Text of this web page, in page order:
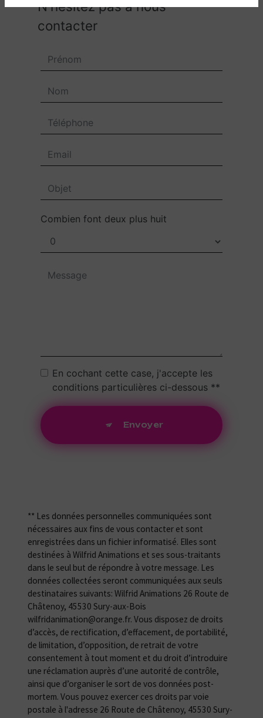
N'hésitez pas à nous
contacter
Combien font deux plus huit
En cochant cette case, j'accepte les
conditions particulières ci-dessous **
Envoyer
** Les données personnelles communiquées sont
nécessaires aux fins de vous contacter et sont
enregistrées dans un fichier informatisé. Elles sont
destinées à Wilfrid Animations et ses sous-traitants
dans le seul but de répondre à votre message. Les
données collectées seront communiquées aux seuls
destinataires suivants: Wilfrid Animations 26 Route de
Châtenoy, 45530 Sury-aux-Bois
wilfridanimation@orange.fr. Vous disposez de droits
d’accès, de rectification, d’effacement, de portabilité,
de limitation, d’opposition, de retrait de votre
consentement à tout moment et du droit d’introduire
une réclamation auprès d’une autorité de contrôle,
ainsi que d’organiser le sort de vos données post-
mortem. Vous pouvez exercer ces droits par voie
postale à l'adresse 26 Route de Châtenoy, 45530 Sury-